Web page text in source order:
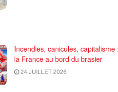
Incendies, canicules, capitalisme :
la France au bord du brasier
24 JUILLET 2026